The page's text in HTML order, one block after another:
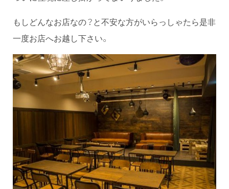
もしどんなお店なの？と不安な方がいらっしゃたら是非
一度お店へお越し下さい。